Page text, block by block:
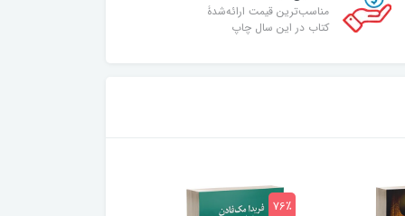
مناسب‌ترین قیمت ارائه‌شدۀ
کتاب در این سال چاپ
76٪